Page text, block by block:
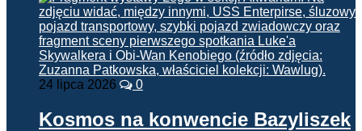
24 lipca 2026 0
Kosmos na konwencie Bazyliszek